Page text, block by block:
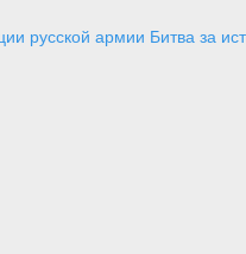
русской армии Битва за